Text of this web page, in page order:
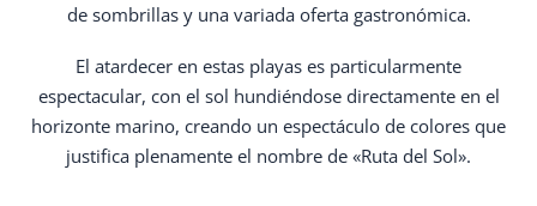
de sombrillas y una variada oferta gastronómica.
El atardecer en estas playas es particularmente
espectacular, con el sol hundiéndose directamente en el
horizonte marino, creando un espectáculo de colores que
justifica plenamente el nombre de «Ruta del Sol».